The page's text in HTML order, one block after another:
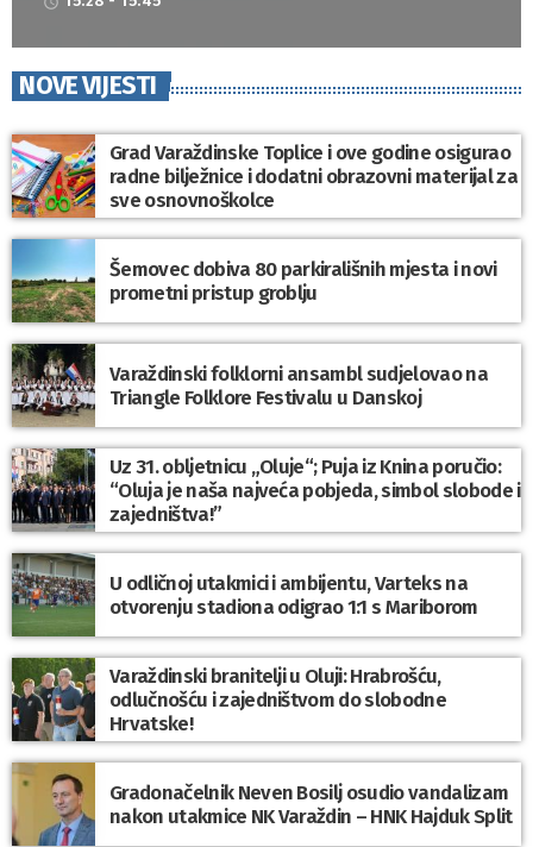
NOVE VIJESTI
Grad Varaždinske Toplice i ove godine osigurao
radne bilježnice i dodatni obrazovni materijal za
sve osnovnoškolce
Šemovec dobiva 80 parkirališnih mjesta i novi
prometni pristup groblju
Varaždinski folklorni ansambl sudjelovao na
Triangle Folklore Festivalu u Danskoj
Uz 31. obljetnicu „Oluje“; Puja iz Knina poručio:
“Oluja je naša najveća pobjeda, simbol slobode i
zajedništva!”
U odličnoj utakmici i ambijentu, Varteks na
otvorenju stadiona odigrao 1:1 s Mariborom
Varaždinski branitelji u Oluji: Hrabrošću,
odlučnošću i zajedništvom do slobodne
Hrvatske!
Gradonačelnik Neven Bosilj osudio vandalizam
nakon utakmice NK Varaždin – HNK Hajduk Split